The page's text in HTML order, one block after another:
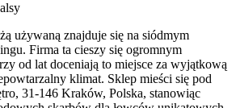
używaną znajduje się na siódmym
Firma ta cieszy się ogromnym
od lat doceniają to miejsce za wyjątkową
klimat. Sklep mieści się pod
31-146 Kraków, Polska, stanowiąc